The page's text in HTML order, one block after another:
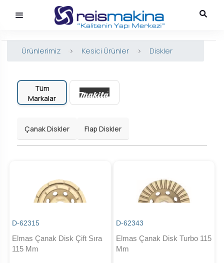
Ürünlerimiz > Kesici Ürünler > Diskler
Tüm
Markalar
Çanak Diskler Flap Diskler
D-62315
Elmas Çanak Disk Çift Sıra
115 Mm
D-62343
Elmas Çanak Disk Turbo 115
Mm